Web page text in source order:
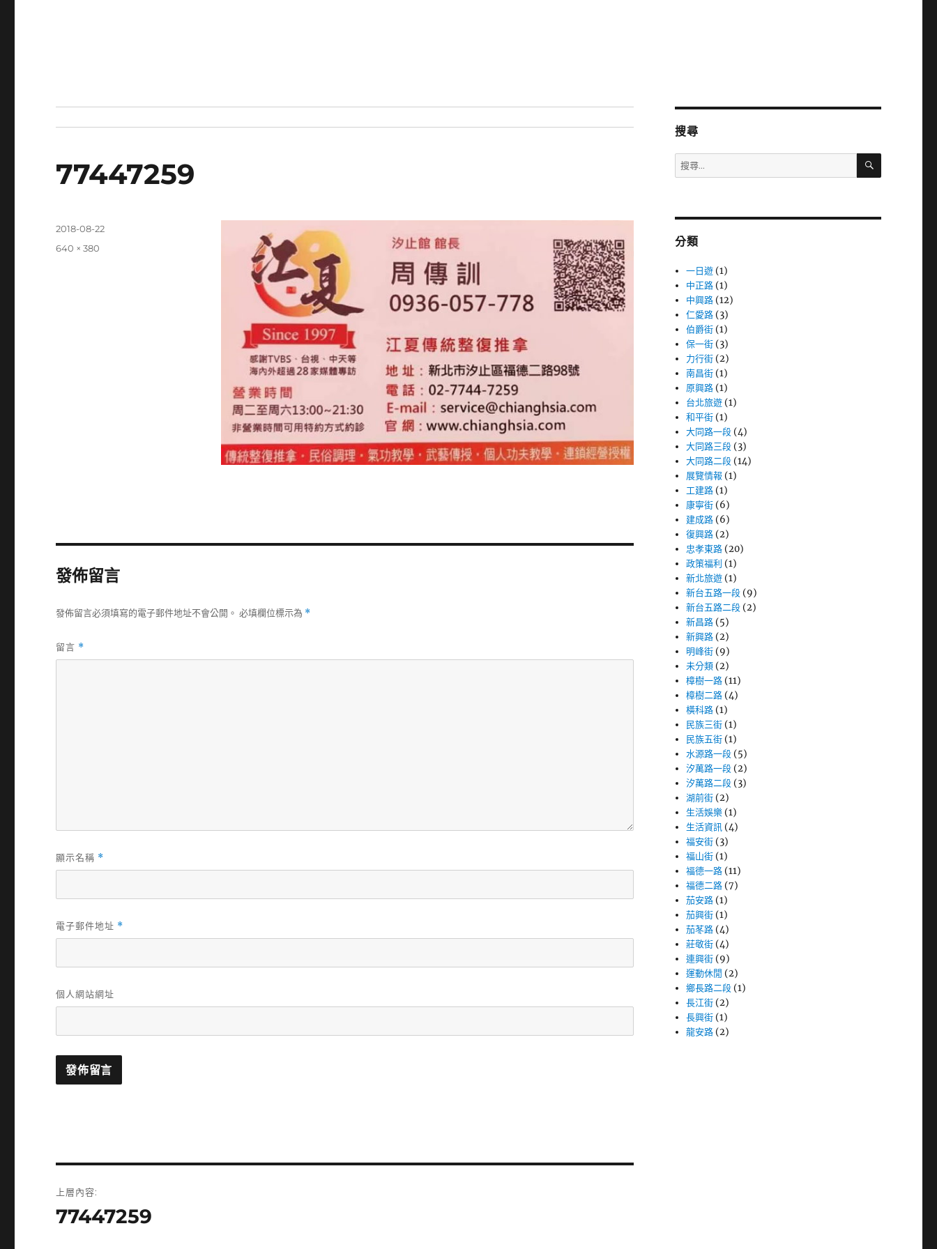
77447259
發
2018-08-22
完
640 × 380
發佈留言
發佈留言必須填寫的電子郵件地址不會公開。 必填欄位標示為 *
留言 *
顯示名稱 *
電子郵件地址 *
個人網站網址
章
上層內容:
77447259
搜尋
搜
尋
字:
搜
分類
一日遊 (1)
中正路 (1)
中興路 (12)
仁愛路 (3)
伯爵街 (1)
保一街 (3)
力行街 (2)
南昌街 (1)
原興路 (1)
台北旅遊 (1)
和平街 (1)
大同路一段 (4)
大同路三段 (3)
大同路二段 (14)
展覽情報 (1)
工建路 (1)
康寧街 (6)
建成路 (6)
復興路 (2)
忠孝東路 (20)
政策福利 (1)
新北旅遊 (1)
新台五路一段 (9)
新台五路二段 (2)
新昌路 (5)
新興路 (2)
明峰街 (9)
未分類 (2)
樟樹一路 (11)
樟樹二路 (4)
橫科路 (1)
民族三街 (1)
民族五街 (1)
水源路一段 (5)
汐萬路一段 (2)
汐萬路二段 (3)
湖前街 (2)
生活娛樂 (1)
生活資訊 (4)
福安街 (3)
福山街 (1)
福德一路 (11)
福德二路 (7)
茄安路 (1)
茄興街 (1)
茄苳路 (4)
莊敬街 (4)
連興街 (9)
運動休閒 (2)
鄉長路二段 (1)
長江街 (2)
長興街 (1)
龍安路 (2)